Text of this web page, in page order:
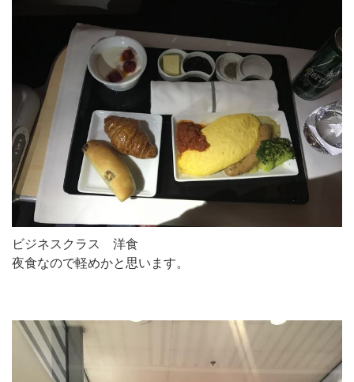
ビジネスクラス 洋食
夜食なので軽めかと思います。